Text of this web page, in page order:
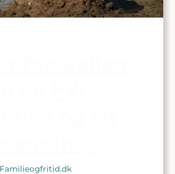
Familieogfritid.dk